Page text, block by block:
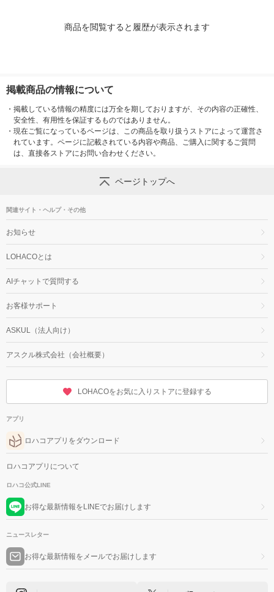
商品を閲覧すると履歴が表示されます
掲載商品の情報について
・ 掲載している情報の精度には万全を期しておりますが、その内容の正確性、
安全性、有用性を保証するものではありません。
・ 現在ご覧になっているページは、この商品を取り扱うストアによって運営さ
れています。ページに記載されている内容や商品、ご購入に関するご質問
は、直接各ストアにお問い合わせください。
ページトップへ
関連サイト・ヘルプ・その他
お知らせ
LOHACOとは
AIチャットで質問する
お客様サポート
ASKUL（法人向け）
アスクル株式会社（会社概要）
LOHACOをお気に入りストアに登録する
アプリ
ロハコアプリをダウンロード
ロハコアプリについて
ロハコ公式LINE
お得な最新情報をLINEでお届けします
ニュースレター
お得な最新情報をメールでお届けします